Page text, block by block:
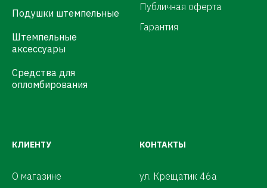
Подушки штемпельные
Штемпельные
аксессуары
Средства для
опломбирования
Публичная оферта
Гарантия
КЛИЕНТУ
О магазине
КОНТАКТЫ
ул. Крещатик 46а